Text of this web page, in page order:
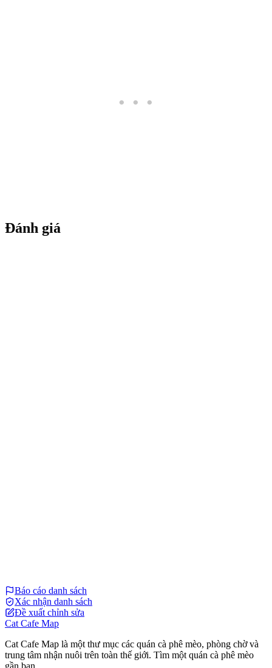
Đánh giá
Báo cáo danh sách
Xác nhận danh sách
Đề xuất chỉnh sửa
Cat Cafe Map
Cat Cafe Map là một thư mục các quán cà phê mèo, phòng chờ và
trung tâm nhận nuôi trên toàn thế giới. Tìm một quán cà phê mèo